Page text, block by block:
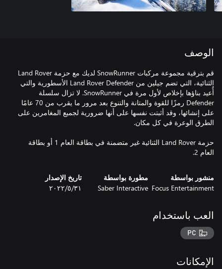
الوصف
قم بترقية مجموعة مركبات SnowRunner لديك مع حزمة Land Rover
الثنائية، التي تضم جيلين من Land Rover Defender الأسطورية والتي
أُعيد بناؤها بإخلاص لأول مرة في SnowRunner. لا تزال سلسلة
Defender رمزًا للقوة والمتانة والتنوع بعد مرور ما يقرب من 70 عامًا
على إنشائها، وقد أثبتت نفسها على أنها ضرورية لجميع المغامرين على
حزمة Land Rover الثنائية غير متضمنة في بطاقة العام 1 أو بطاقة
العام 2.
منشور بواسطة
Focus Entertainment
مطورة بواسطة
Saber Interactive
تاريخ الإصدار
٣١‏/٥‏/٢٠٢٢
العب باستخدام
PC
الإمكانات